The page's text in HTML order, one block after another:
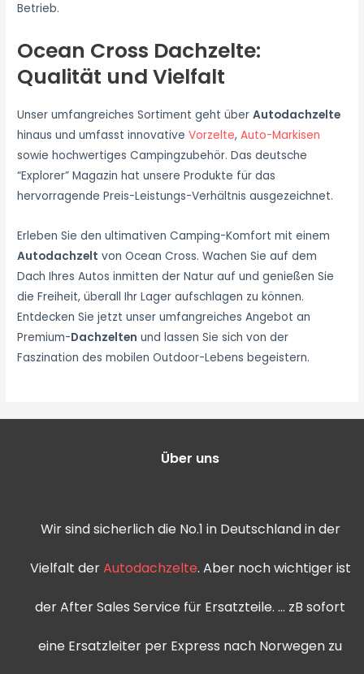
Betrieb.
Ocean Cross Dachzelte:
Qualität und Vielfalt
Unser umfangreiches Sortiment geht überAutodachzelte
hinaus und umfasst innovativeVorzelte,Auto-Markisen
sowie hochwertiges Campingzubehör. Das deutsche
“Explorer” Magazin hat unsere Produkte für das
hervorragende Preis-Leistungs-Verhältnis ausgezeichnet.
Erleben Sie den ultimativen Camping-Komfort mit einem
Autodachzelt von Ocean Cross. Wachen Sie auf dem
Dach Ihres Autos inmitten der Natur auf und genießen Sie
die Freiheit, überall Ihr Lager aufschlagen zu können.
Entdecken Sie jetzt unser umfangreiches Angebot an
Premium-Dachzelten und lassen Sie sich von der
Faszination des mobilen Outdoor-Lebens begeistern.
Über uns
Wir sind sicherlich die No.1 in Deutschland in der
Vielfalt derAutodachzelte. Aber noch wichtiger ist
der After Sales Service für Ersatzteile. … zB sofort
eine Ersatzleiter per Express nach Norwegen zu